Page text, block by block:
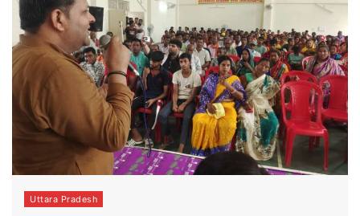
Uttara Pradesh